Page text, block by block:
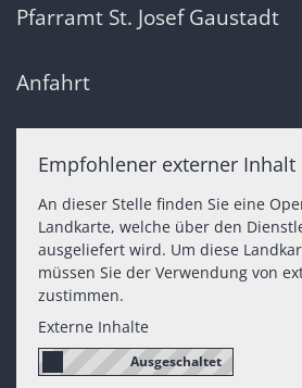
Pfarramt St. Josef Gaustadt
Anfahrt
Empfohlener externer Inhalt
An dieser Stelle finden Sie eine
Landkarte, welche über den
ausgeliefert wird. Um diese
müssen Sie der Verwendung von
zustimmen.
Externe Inhalte